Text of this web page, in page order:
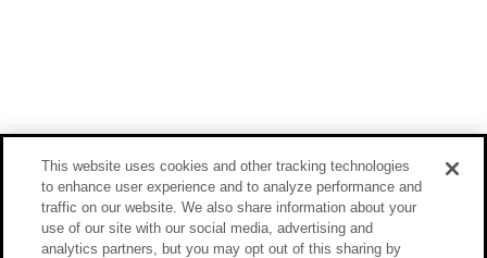
This website uses cookies and other tracking technologies
to enhance user experience and to analyze performance and
traffic on our website. We also share information about your
use of our site with our social media, advertising and
analytics partners, but you may opt out of this sharing by